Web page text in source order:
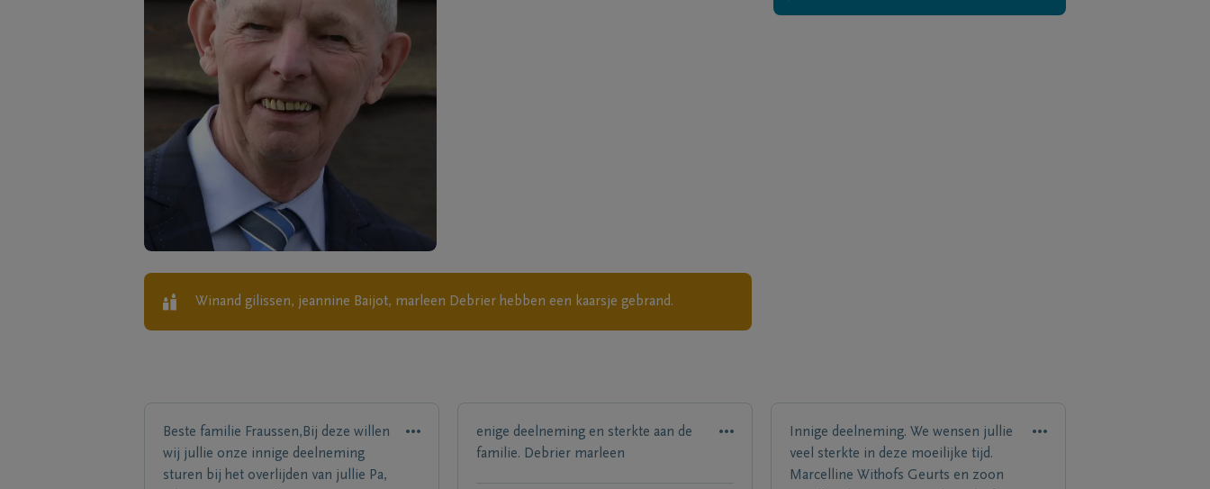
Winand gilissen, jeannine Baijot, marleen Debrier hebben een kaarsje gebrand.
Beste familie Fraussen,Bij deze willen
wij jullie onze innige deelneming
sturen bij het overlijden van jullie Pa,
enige deelneming en sterkte aan de
familie. Debrier marleen
Innige deelneming. We wensen jullie
veel sterkte in deze moeilijke tijd.
Marcelline Withofs Geurts en zoon